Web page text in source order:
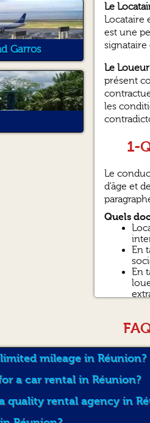
Garros
Le
Locataire
est une
signataire
Le Loueur
présent
les
1-
Le
d'âge et
Quels
En
En
descriptif
Loueur
Vous
mileage in Réunion?
a car rental in Réunion?
quality rental agency in